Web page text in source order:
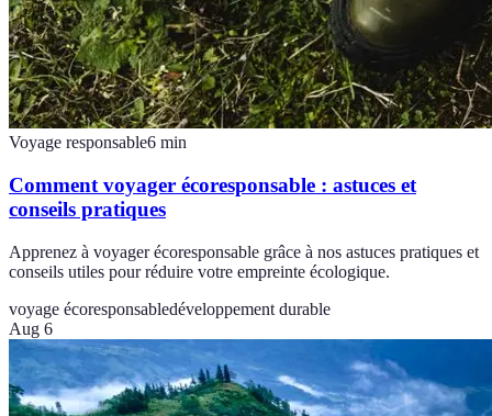
Voyage responsable6 min
Comment voyager écoresponsable : astuces et
conseils pratiques
Apprenez à voyager écoresponsable grâce à nos astuces pratiques et
conseils utiles pour réduire votre empreinte écologique.
voyage écoresponsabledéveloppement durable
Aug 6